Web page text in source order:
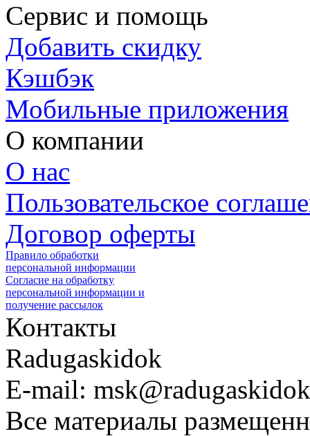
Сервис и помощь
Добавить скидку
Кэшбэк
Мобильные приложения
О компании
О нас
Пользовательское
Договор оферты
Правило обработки
персональной информации
Согласие на обработку
персональной информации и
получение рассылок
Контакты
Radugaskidok
E-mail:
Все материалы